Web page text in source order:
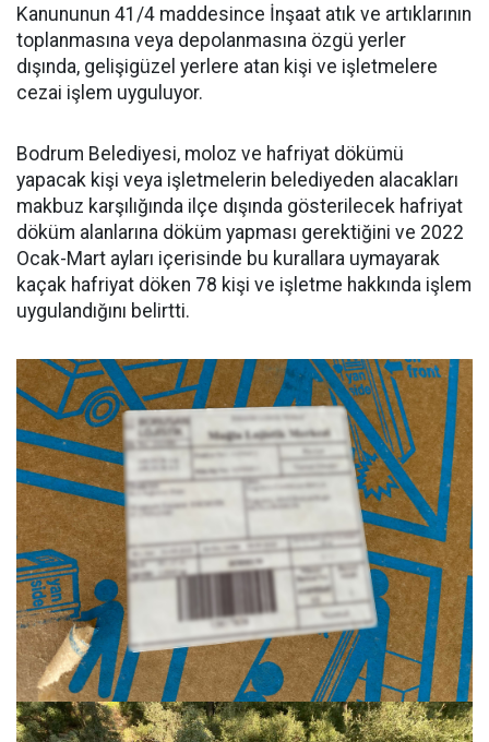
Kanununun 41/4 maddesince İnşaat atık ve artıklarının
toplanmasına veya depolanmasına özgü yerler
dışında, gelişigüzel yerlere atan kişi ve işletmelere
cezai işlem uyguluyor.
Bodrum Belediyesi, moloz ve hafriyat dökümü
yapacak kişi veya işletmelerin belediyeden alacakları
makbuz karşılığında ilçe dışında gösterilecek hafriyat
döküm alanlarına döküm yapması gerektiğini ve 2022
Ocak-Mart ayları içerisinde bu kurallara uymayarak
kaçak hafriyat döken 78 kişi ve işletme hakkında işlem
uygulandığını belirtti.